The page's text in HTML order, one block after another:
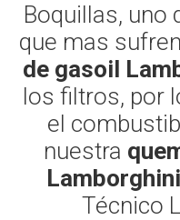
Boquillas, uno
que mas
de gasoil
los filtros, por
el
nuestra
Lamborghini
Técnico